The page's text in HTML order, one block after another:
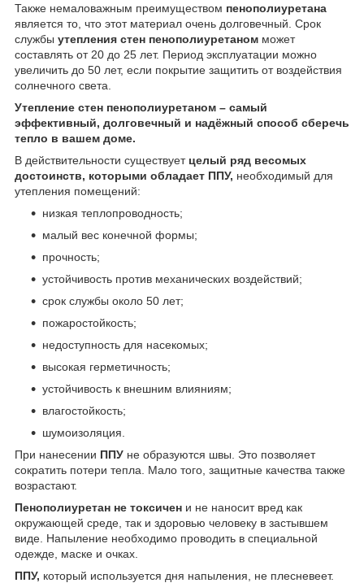
Также немаловажным преимуществом пенополиуретана
является то, что этот материал очень долговечный. Срок
службы утепления стен пенополиуретаном может
составлять от 20 до 25 лет. Период эксплуатации можно
увеличить до 50 лет, если покрытие защитить от воздействия
солнечного света.
Утепление стен пенополиуретаном – самый
эффективный, долговечный и надёжный способ сберечь
тепло в вашем доме.
В действительности существуетцелый ряд весомых
достоинств, которыми обладает ППУ, необходимый для
утепления помещений:
низкая теплопроводность;
малый вес конечной формы;
прочность;
устойчивость против механических воздействий;
срок службы около 50 лет;
пожаростойкость;
недоступность для насекомых;
высокая герметичность;
устойчивость к внешним влияниям;
влагостойкость;
шумоизоляция.
При нанесении ППУ не образуются швы. Это позволяет
сократить потери тепла. Мало того, защитные качества также
возрастают.
Пенополиуретан не токсичен и не наносит вред как
окружающей среде, так и здоровью человеку в застывшем
виде. Напыление необходимо проводить в специальной
одежде, маске и очках.
ППУ, который используется дня напыления, не плесневеет.